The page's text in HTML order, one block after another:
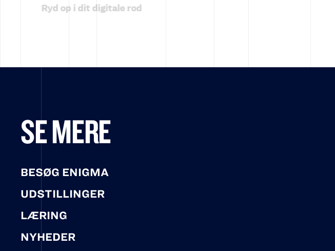
Ryd op i dit digitale rod
SE MERE
BESØG ENIGMA
UDSTILLINGER
LÆRING
NYHEDER